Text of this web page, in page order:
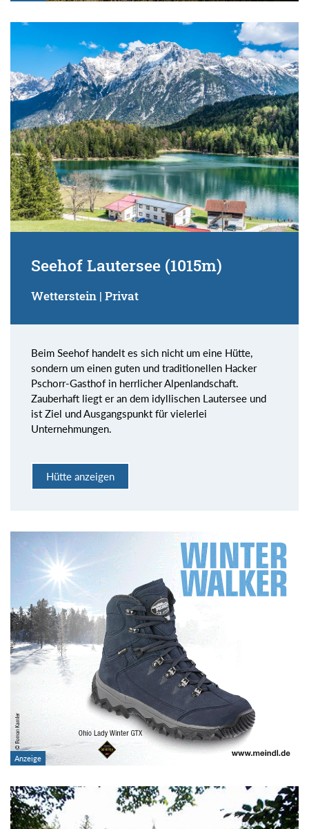
Suchbegriff:
Seehof Lautersee (1015m)
Wetterstein | Privat
Beim Seehof handelt es sich nicht um eine Hütte,
sondern um einen guten und traditionellen Hacker
Pschorr-Gasthof in herrlicher Alpenlandschaft.
Zauberhaft liegt er an dem idyllischen Lautersee und
ist Ziel und Ausgangspunkt für vielerlei
Unternehmungen.
Hütte anzeigen